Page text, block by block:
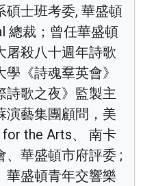
碩士班考委, 華盛頓
總裁；曾任華盛頓
屠殺八十週年詩歌
《詩魂羣英會》
詩歌之夜》監製主
演藝集團顧問，美
the Arts、 南卡
、華盛頓市府評委 ;
華盛頓青年交響樂